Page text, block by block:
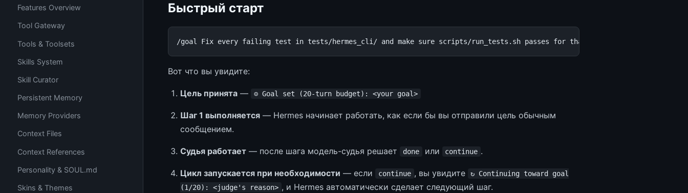
Features Overview
Tool Gateway
Tools & Toolsets
Skills System
Skill Curator
Persistent Memory
Memory Providers
Context Files
Context References
Personality & SOUL.md
Skins & Themes
Быстрый старт
Вот что вы увидите:
Цель принята — ⊙ Goal set (20-turn budget): <your goal>
Шаг 1 выполняется — Hermes начинает работать, как если бы вы отправили цель обычным
сообщением.
Судья работает — после шага модель-судья решает done или continue .
Цикл запускается при необходимости — если continue , вы увидите
↻ Continuing toward goal
(1/20): <judge's reason> , и Hermes автоматически сделает следующий шаг.